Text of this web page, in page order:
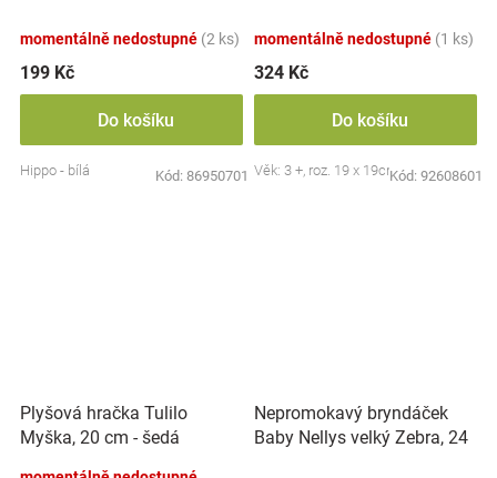
momentálně nedostupné (2 ks)
199 Kč
Do košíku
Hippo - bílá Kód: 86950701
momentálně nedostupné (1 ks)
324 Kč
Do košíku
Věk: 3 +, roz. 19 x 19cmKód: 92608601
Plyšová hračka Tulilo
Myška, 20 cm - šedá
Nepromokavý bryndáček
Baby Nellys velký Zebra, 24